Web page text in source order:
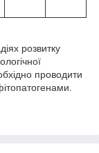
розвитку
проводити